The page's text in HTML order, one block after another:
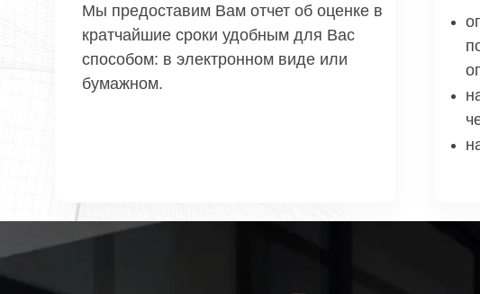
Мы предоставим Вам отчет об оценке в
кратчайшие сроки удобным для Вас
способом: в электронном виде или
бумажном.